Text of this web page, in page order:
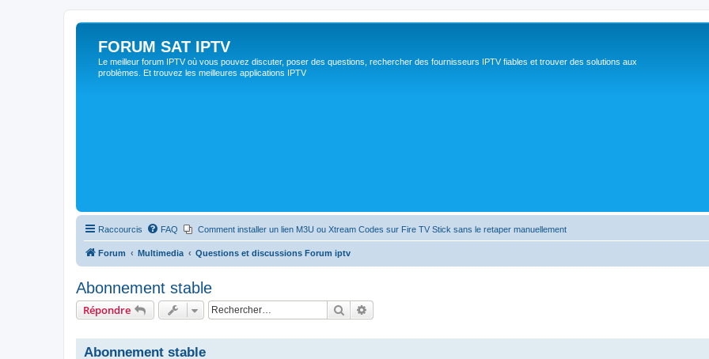
FORUM SAT IPTV
Le meilleur forum IPTV où vous pouvez discuter, poser des questions, rechercher des fournisseurs IPTV fiables et trouver des solutions aux
problèmes. Et trouvez les meilleures applications IPTV
Raccourcis FAQ Comment installer un lien M3U ou Xtream Codes sur Fire TV Stick sans le retaper manuellement
Forum Multimedia Questions et discussions Forum iptv
Abonnement stable
Répondre Rechercher
Abonnement stable